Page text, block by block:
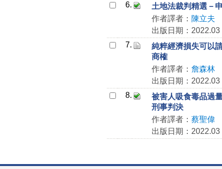
6.
土地法裁判精選－
作者譯者： 陳立夫
出版日期：2022.03
7.
純粹經濟損失可以
商榷
作者譯者： 詹森林
出版日期：2022.03
8.
被害人吸食毒品過
刑事判決
作者譯者： 蔡聖偉
出版日期：2022.03